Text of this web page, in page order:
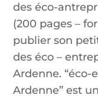
des éco-
(200 pages –
publier son
des éco –
Ardenne.
Ardenne” est